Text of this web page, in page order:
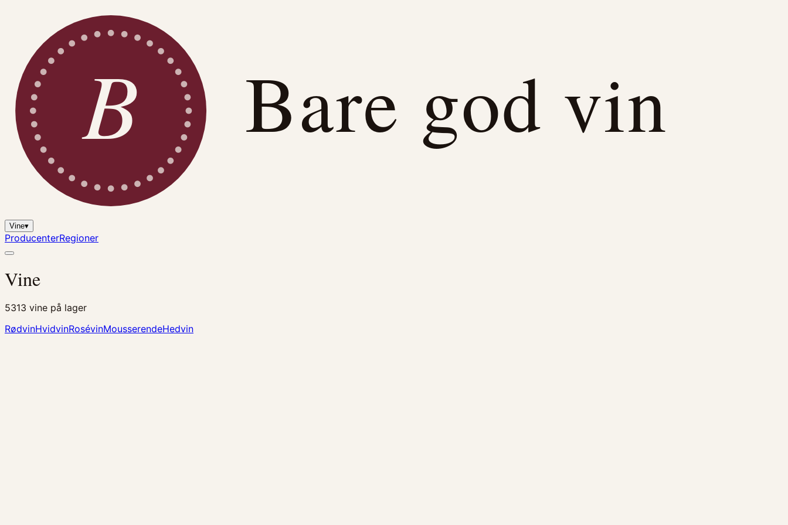
B Bare god vin
Vine▾
ProducenterRegioner
Vine
5313 vine på lager
RødvinHvidvinRosévinMousserendeHedvin